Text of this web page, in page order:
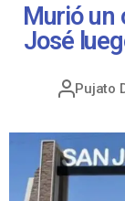
Murió un
José
Pujato